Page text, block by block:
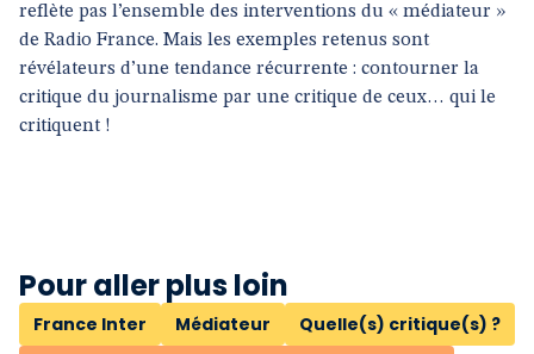
reflète pas l’ensemble des interventions du « médiateur »
de Radio France. Mais les exemples retenus sont
révélateurs d’une tendance récurrente : contourner la
critique du journalisme par une critique de ceux… qui le
critiquent !
Pour aller plus loin
France Inter Médiateur
Quelle(s) critique(s) ?